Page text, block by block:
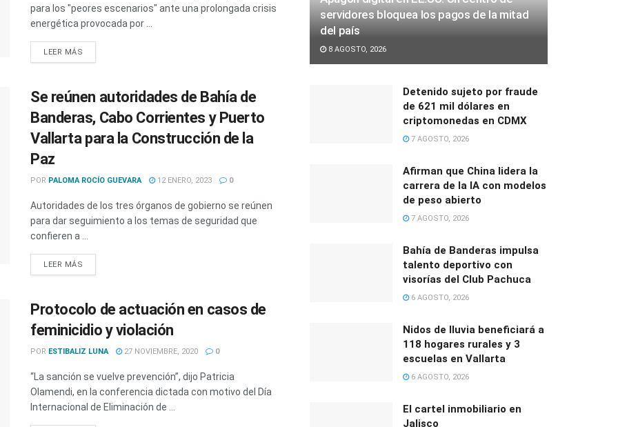
para los "peores escenarios" ante una prolongada crisis
energética provocada por ...
LEER MÁS
Se reúnen autoridades de Bahía de
Banderas, Cabo Corrientes y Puerto
Vallarta para la Construcción de la
Paz
POR PALOMA ROCÍO GUEVARA 12 ENERO, 2023 0
Autoridades de los tres órganos de gobierno se reúnen
para dar seguimiento a los temas de seguridad que
confieren a ...
LEER MÁS
Protocolo de actuación en casos de
feminicidio y violación
POR ESTIBALIZ LUNA 27 NOVIEMBRE, 2020 0
“La sanción se vuelve prevención”, dijo Patricia
Olamendi, en la conferencia dictada con motivo del Día
Internacional de Eliminación de ...
servidores bloquea los pagos de la mitad
del país
8 AGOSTO, 2026
Detenido sujeto por fraude
de 621 mil dólares en
criptomonedas en CDMX
7 AGOSTO, 2026
Afirman que China lidera la
carrera de la IA con modelos
de peso abierto
7 AGOSTO, 2026
Bahía de Banderas impulsa
talento deportivo con
visorías del Club Pachuca
6 AGOSTO, 2026
Nidos de lluvia beneficiará a
118 hogares rurales y 3
escuelas en Vallarta
6 AGOSTO, 2026
El cartel inmobiliario en
Jalisco